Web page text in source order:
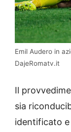
Emil Audero in
DajeRomatv.it
Il
sia
identificato